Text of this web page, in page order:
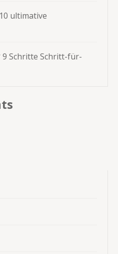
ultimative
9 Schritte Schritt-für-